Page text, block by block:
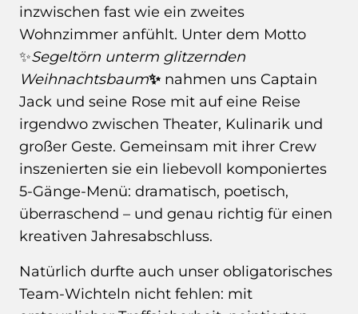
inzwischen fast wie ein zweites
Wohnzimmer anfühlt. Unter dem Motto
✨Segeltörn unterm glitzernden
Weihnachtsbaum✨ nahmen uns Captain
Jack und seine Rose mit auf eine Reise
irgendwo zwischen Theater, Kulinarik und
großer Geste. Gemeinsam mit ihrer Crew
inszenierten sie ein liebevoll komponiertes
5-Gänge-Menü: dramatisch, poetisch,
überraschend – und genau richtig für einen
kreativen Jahresabschluss.
Natürlich durfte auch unser obligatorisches
Team-Wichteln nicht fehlen: mit